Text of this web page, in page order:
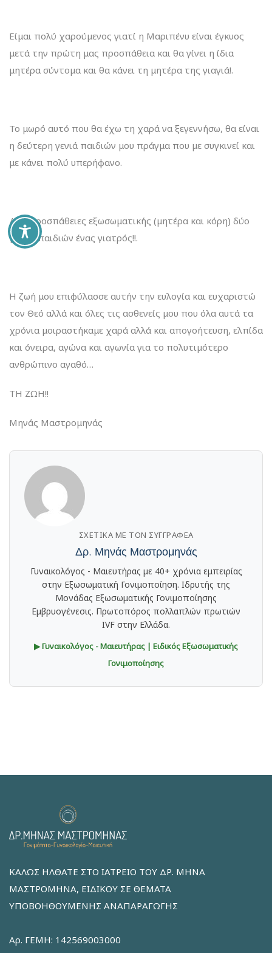
Είμαι πολύ χαρούμενος γιατί η Μαριπένυ είναι έγκυος
μετά την πρώτη μας προσπάθεια και θα γίνει η ίδια
μητέρα σύντομα και θα κάνει τη μητέρα της γιαγιά!.
Το μωρό αυτό που θα έχω τη χαρά να ξεγεννήσω, θα είναι
η δεύτερη γενιά παιδιών μου πράγμα που με συγκινεί και
με κάνει πολύ υπερήφανο.
Δύο προσπάθειες εξωσωματικής (μητέρα και κόρη) δύο
γενιές παιδιών ένας γιατρός!!.
Η ζωή μου επιφύλασσε αυτήν την ευλογία και ευχαριστώ
τον Θεό αλλά και όλες τις ασθενείς μου που όλα αυτά τα
χρόνια μοιραστήκαμε χαρά αλλά και απογοήτευση, ελπίδα
και όνειρα, αγώνα και αγωνία για το πολυτιμότερο
ανθρώπινο αγαθό…
ΤΗ ΖΩΗ!!
Μηνάς Μαστρομηνάς
ΣΧΕΤΙΚΆ ΜΕ ΤΟΝ ΣΥΓΓΡΑΦΈΑ
Δρ. Μηνάς Μαστρομηνάς
Γυναικολόγος - Μαιευτήρας με 40+ χρόνια εμπειρίας
στην Εξωσωματική Γονιμοποίηση. Ιδρυτής της
Μονάδας Εξωσωματικής Γονιμοποίησης
Εμβρυογένεσις. Πρωτοπόρος πολλαπλών πρωτιών
IVF στην Ελλάδα.
▶ Γυναικολόγος - Μαιευτήρας | Ειδικός Εξωσωματικής
Γονιμοποίησης
ΚΑΛΩΣ ΗΛΘΑΤΕ ΣΤΟ ΙΑΤΡΕΙΟ ΤΟΥ ΔΡ. ΜΗΝΑ
ΜΑΣΤΡΟΜΗΝΑ, ΕΙΔΙΚΟΥ ΣΕ ΘΕΜΑΤΑ
ΥΠΟΒΟΗΘΟΥΜΕΝΗΣ ΑΝΑΠΑΡΑΓΩΓΗΣ
Αρ. ΓΕΜΗ: 142569003000